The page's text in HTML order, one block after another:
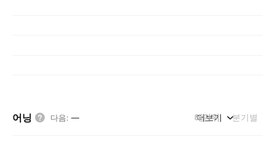
어닝 다음: — 해단위 분기별
더보기